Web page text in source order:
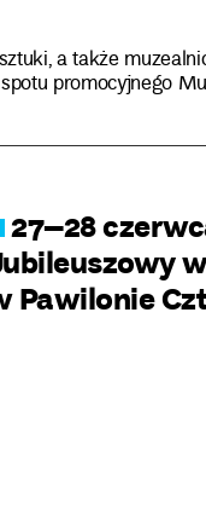
a także
promocyjnego
27–28
Pawilonie